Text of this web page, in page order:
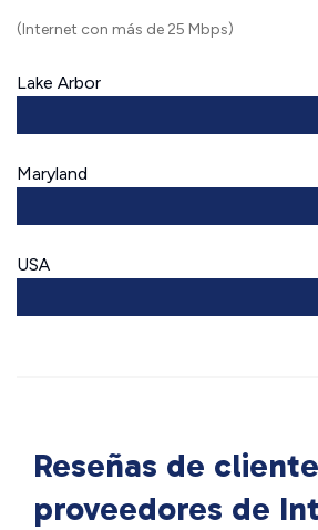
(Internet con más de 25 Mbps)
Lake Arbor
Maryland
USA
Reseñas de
proveedores de